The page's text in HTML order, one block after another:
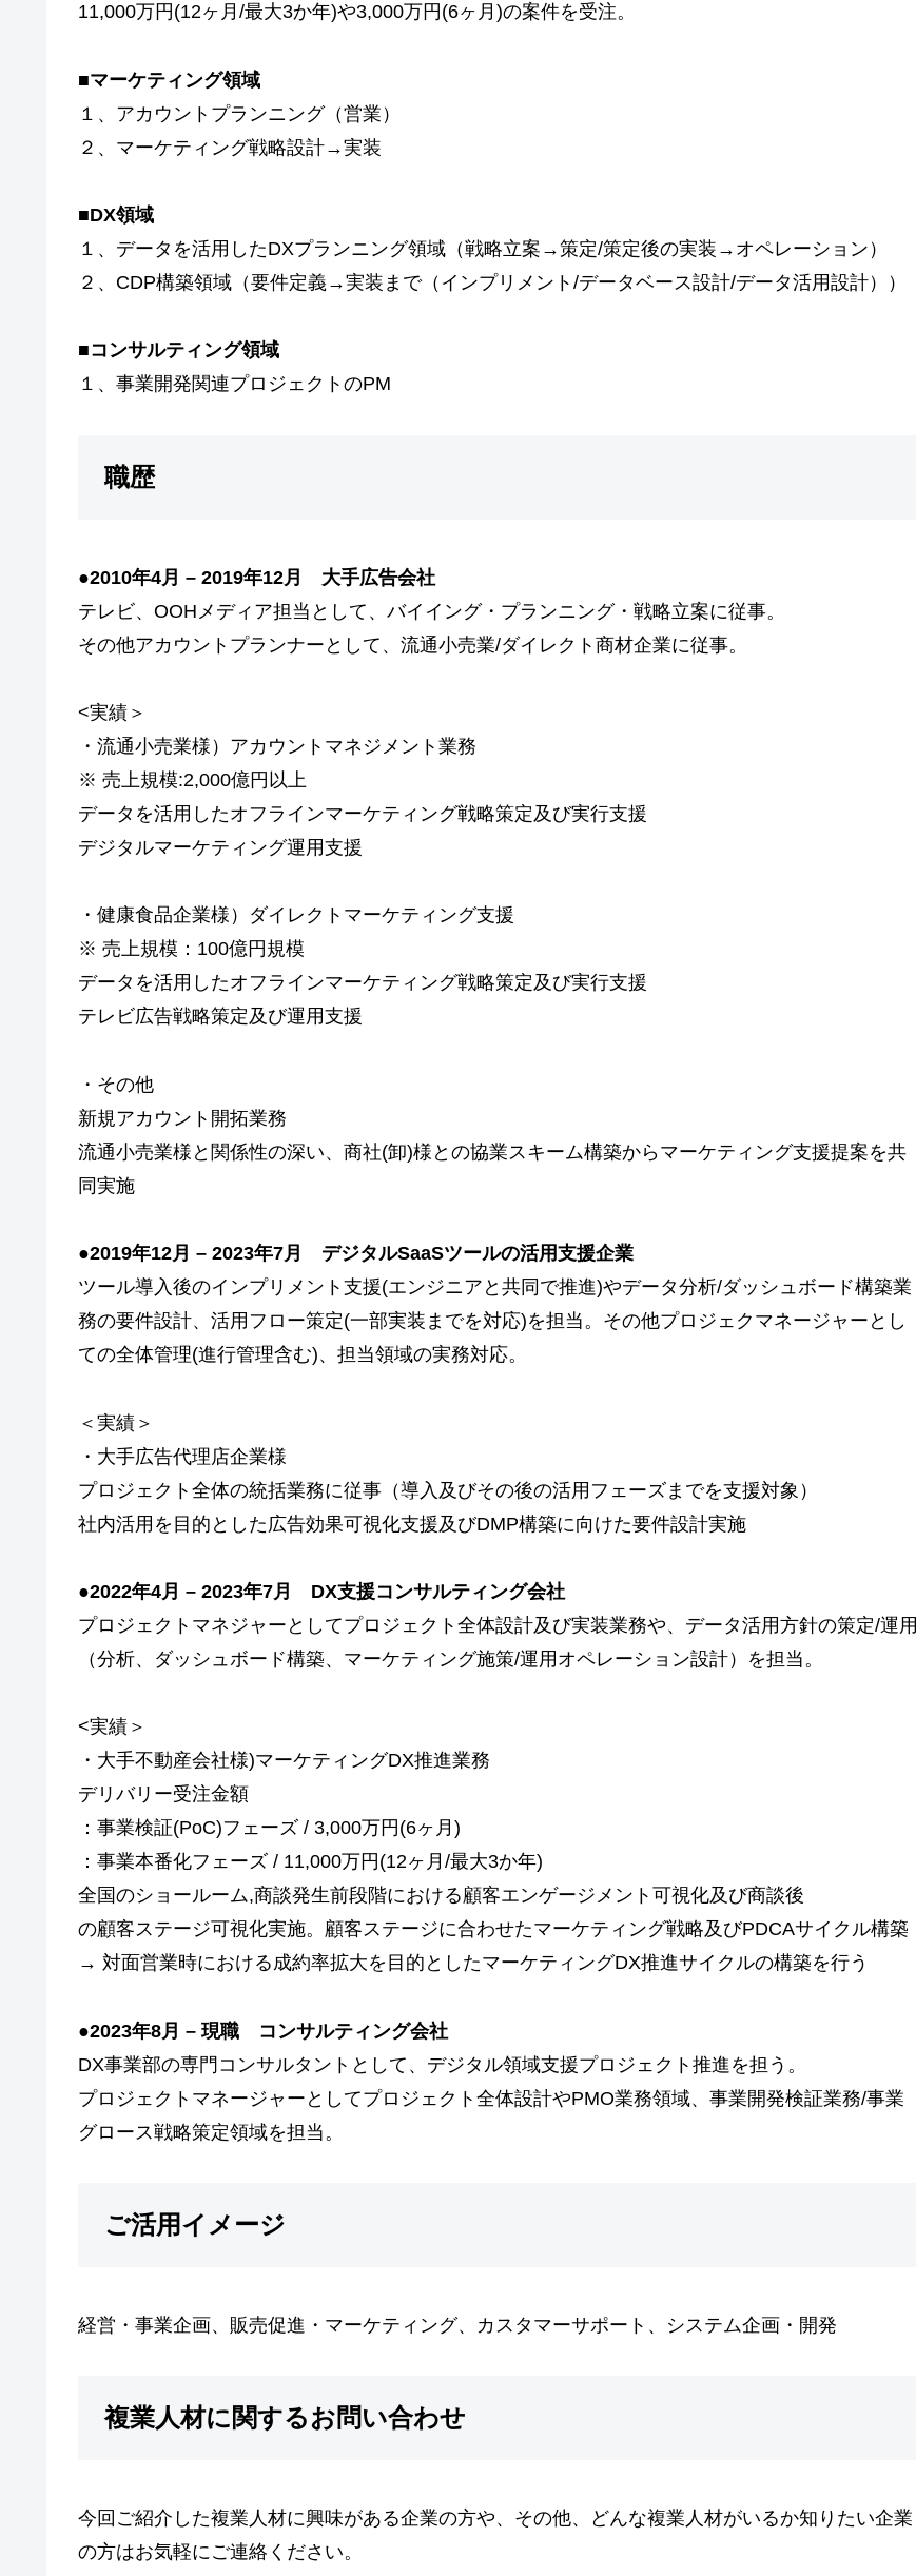
11,000万円(12ヶ月/最大3か年)や3,000万円(6ヶ月)の案件を受注。
■マーケティング領域
１、アカウントプランニング（営業）
２、マーケティング戦略設計→実装
■DX領域
１、データを活用したDXプランニング領域（戦略立案→策定/策定後の実装→オペレーション）
２、CDP構築領域（要件定義→実装まで（インプリメント/データベース設計/データ活用設計））
■コンサルティング領域
１、事業開発関連プロジェクトのPM
職歴
●2010年4月 – 2019年12月 大手広告会社
テレビ、OOHメディア担当として、バイイング・プランニング・戦略立案に従事。
その他アカウントプランナーとして、流通小売業/ダイレクト商材企業に従事。
<実績＞
・流通小売業様）アカウントマネジメント業務
※ 売上規模:2,000億円以上
データを活用したオフラインマーケティング戦略策定及び実行支援
デジタルマーケティング運用支援
・健康食品企業様）ダイレクトマーケティング支援
※ 売上規模：100億円規模
データを活用したオフラインマーケティング戦略策定及び実行支援
テレビ広告戦略策定及び運用支援
・その他
新規アカウント開拓業務
流通小売業様と関係性の深い、商社(卸)様との協業スキーム構築からマーケティング支援提案を共
同実施
●2019年12月 – 2023年7月 デジタルSaaSツールの活用支援企業
ツール導入後のインプリメント支援(エンジニアと共同で推進)やデータ分析/ダッシュボード構築業
務の要件設計、活用フロー策定(一部実装までを対応)を担当。その他プロジェクマネージャーとし
ての全体管理(進行管理含む)、担当領域の実務対応。
＜実績＞
・大手広告代理店企業様
プロジェクト全体の統括業務に従事（導入及びその後の活用フェーズまでを支援対象）
社内活用を目的とした広告効果可視化支援及びDMP構築に向けた要件設計実施
●2022年4月 – 2023年7月 DX支援コンサルティング会社
プロジェクトマネジャーとしてプロジェクト全体設計及び実装業務や、データ活用方針の策定/運用
（分析、ダッシュボード構築、マーケティング施策/運用オペレーション設計）を担当。
<実績＞
・大手不動産会社様)マーケティングDX推進業務
デリバリー受注金額
：事業検証(PoC)フェーズ / 3,000万円(6ヶ月)
：事業本番化フェーズ / 11,000万円(12ヶ月/最大3か年)
全国のショールーム,商談発生前段階における顧客エンゲージメント可視化及び商談後
の顧客ステージ可視化実施。顧客ステージに合わせたマーケティング戦略及びPDCAサイクル構築
→ 対面営業時における成約率拡大を目的としたマーケティングDX推進サイクルの構築を行う
●2023年8月 – 現職 コンサルティング会社
DX事業部の専門コンサルタントとして、デジタル領域支援プロジェクト推進を担う。
プロジェクトマネージャーとしてプロジェクト全体設計やPMO業務領域、事業開発検証業務/事業
グロース戦略策定領域を担当。
ご活用イメージ
経営・事業企画、販売促進・マーケティング、カスタマーサポート、システム企画・開発
複業人材に関するお問い合わせ
今回ご紹介した複業人材に興味がある企業の方や、その他、どんな複業人材がいるか知りたい企業
の方はお気軽にご連絡ください。